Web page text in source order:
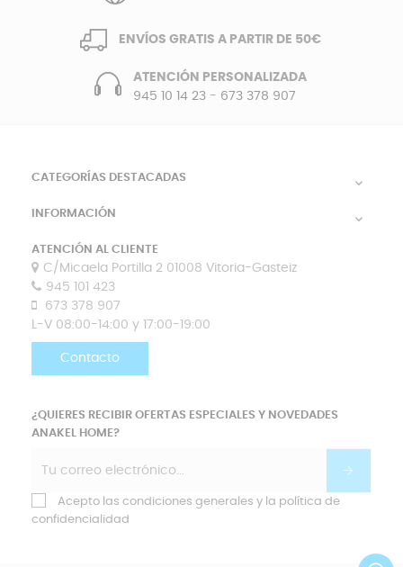
ENVÍOS GRATIS A PARTIR DE 50€
ATENCIÓN PERSONALIZADA
945 10 14 23- 673 378 907
CATEGORÍAS DESTACADAS 
INFORMACIÓN 
ATENCIÓN AL CLIENTE
C/Micaela Portilla 2 01008 Vitoria-Gasteiz
945 101 423
673 378 907
L-V 08:00-14:00 y 17:00-19:00
Contacto
¿QUIERES RECIBIR OFERTAS ESPECIALES Y NOVEDADES
ANAKEL HOME?
Acepto las condiciones generales y la política de
confidencialidad